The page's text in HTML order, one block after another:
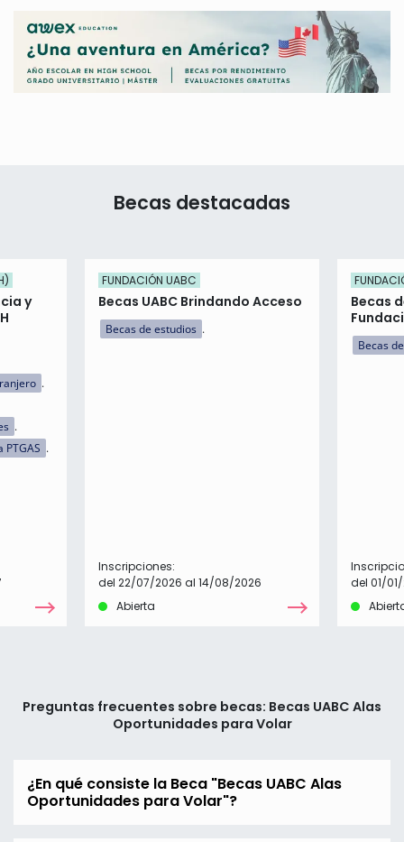
Becas destacadas
y
PTGAS
FUNDACIÓN UABC
Becas UABC Brindando Acceso
Becas de estudios
Inscripciones:
del 22/07/2026 al 14/08/2026
Abierta
Becas
Becas
del 01/
Preguntas frecuentes sobre becas: Becas UABC Alas
Oportunidades para Volar
¿En qué consiste la Beca "Becas UABC Alas
Oportunidades para Volar"?